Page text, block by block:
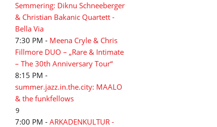
Semmering: Diknu Schneeberger
& Christian Bakanic Quartett -
Bella Via
7:30 PM - Meena Cryle & Chris
Fillmore DUO – „Rare & Intimate
– The 30th Anniversary Tour“
8:15 PM -
summer.jazz.in.the.city: MAALO
& the funkfellows
9
7:00 PM - ARKADENKULTUR -